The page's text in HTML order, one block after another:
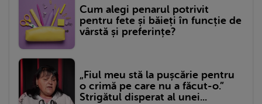
Cum alegi penarul potrivit
pentru fete și băieți în funcție de
vârstă și preferințe?
„Fiul meu stă la pușcărie pentru
o crimă pe care nu a făcut-o.”
Strigătul disperat al unei...